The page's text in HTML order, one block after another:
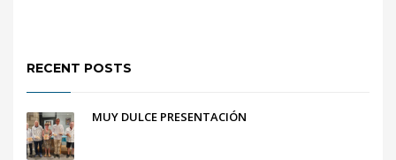
RECENT POSTS
MUY DULCE PRESENTACIÓN